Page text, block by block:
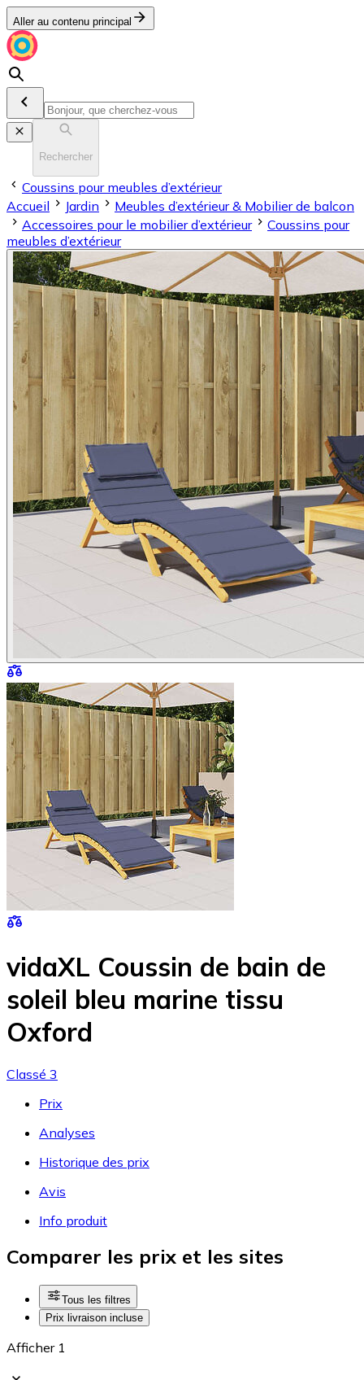
Aller au contenu principal
Rechercher
Coussins pour meubles d’extérieur
Accueil
Jardin
Meubles d’extérieur & Mobilier de balcon
Accessoires pour le mobilier d’extérieur
Coussins pour
meubles d’extérieur
vidaXL Coussin de bain de
soleil bleu marine tissu
Oxford
Classé 3
Prix
Analyses
Historique des prix
Avis
Info produit
Comparer les prix et les sites
Tous les filtres
Prix livraison incluse
Afficher 1